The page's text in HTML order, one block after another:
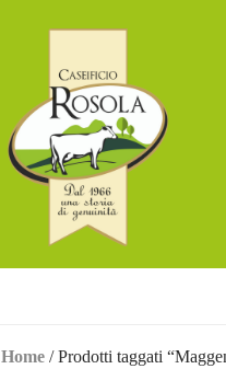
Home / Prodotti taggati